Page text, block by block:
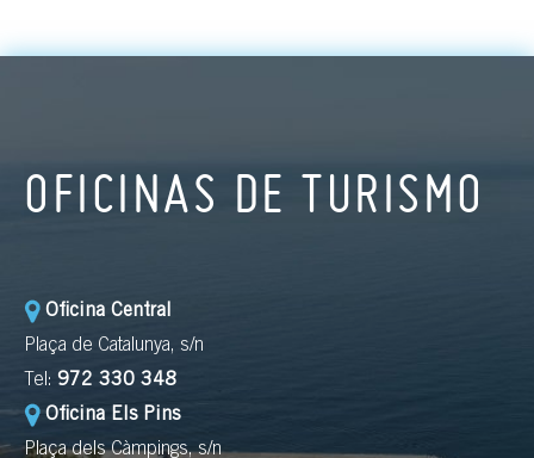
OFICINAS DE TURISMO
Oficina Central
Plaça de Catalunya, s/n
Tel: 972 330 348
Oficina Els Pins
Plaça dels Càmpings, s/n